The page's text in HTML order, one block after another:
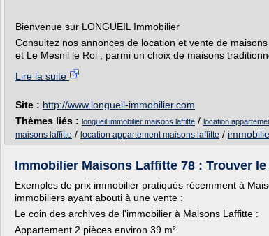
Bienvenue sur LONGUEIL Immobilier
Consultez nos annonces de location et vente de
et Le Mesnil le Roi , parmi un choix de maisons
Lire la suite
Site : http://www.longueil-immobilier.com
Thèmes liés : longueil immobilier maisons laffitte / location
maisons laffitte / location appartement maisons laffitte /
Immobilier Maisons Laffitte 78 : Trouver
Exemples de prix immobilier pratiqués récemment à
immobiliers ayant abouti à une vente :
Le coin des archives de l'immobilier à Maisons Laffitte :
Appartement 2 pièces environ 39 m²